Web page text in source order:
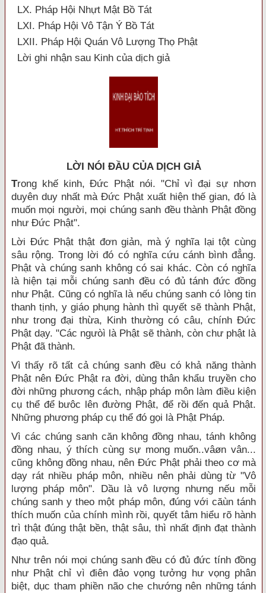
LX. Pháp Hội Nhựt Mật Bồ Tát
LXI. Pháp Hội Vô Tận Ý Bồ Tát
LXII. Pháp Hội Quán Vô Lượng Thọ Phật
Lời ghi nhận sau Kinh của dịch giả
LỜI NÓI ÐẦU CỦA DỊCH GIẢ
Trong khế kinh, Đức Phật nói. "Chỉ vì đại sự nhơn
duyên duy nhất mà Đức Phật xuất hiện thế gian, đó là
muốn mọi người, mọi chúng sanh đều thành Phật đồng
như Đức Phật".
Lời Đức Phật thật đơn giản, mà ý nghĩa lại tột cùng
sâu rộng. Trong lời đó có nghĩa cứu cánh bình đẳng.
Phật và chúng sanh không có sai khác. Còn có nghĩa
là hiện tại mỗi chúng sanh đều có đủ tánh đức đồng
như Phật. Cũng có nghĩa là nếu chúng sanh có lòng tin
thanh tịnh, y giáo phụng hành thì quyết sẽ thành Phật,
như trong đại thừa, Kinh thường có câu, chính Đức
Phật dạy. "Các ngưòì là Phật sẽ thành, còn chư phật là
Phật đã thành.
Vì thấy rõ tất cả chúng sanh đều có khả năng thành
Phật nên Đức Phật ra đời, dùng thân khẩu truyền cho
đời những phương cách, nhập pháp môn làm điều kiện
cụ thể để bưôc lên đường Phật, để rồi đến quả Phật.
Những phương pháp cụ thể đó gọi là Phật Pháp.
Vì các chúng sanh căn không đồng nhau, tánh không
đồng nhau, ý thích cùng sự mong muốn..vâøn vân...
cũng không đồng nhau, nên Đức Phật phải theo cơ mà
dạy rát nhiều pháp môn, nhiều nên phải dùng từ "Vô
lượng pháp môn". Dầu là vô lượng nhưng nếu mỗi
chúng sanh y theo một pháp môn, đúng với căùn tánh
thích muốn của chính mình rồi, quyết tâm hiểu rõ hành
trì thật đúng thật bền, thật sâu, thì nhất định đạt thành
đạo quả.
Như trên nói mọi chúng sanh đều có đủ đức tính đồng
như Phật chỉ vì điên đảo vọng tưởng hư vọng phân
biệt, dục tham phiền não che chướng nên những tánh